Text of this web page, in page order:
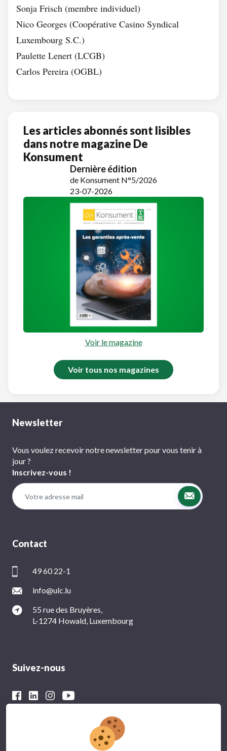
Sonja Frisch (membre individuel)
Nico Georges (Coopérative Casino Syndical
Luxembourg S.C.)
Paulette Lenert (LCGB)
Carlos Pereira (OGBL)
Les articles abonnés sont lisibles
dans notre magazine De
Konsument
Dernière édition
de Konsument N°5/2026
23-07-2026
Voir le magazine
Voir tous nos magazines
Newsletter
Vous voulez recevoir notre newsletter pour vous tenir à
jour ?
Inscrivez-vous !
Contact
49 60 22-1
info@ulc.lu
55 rue des Bruyères,
L-1274 Howald, Luxembourg
Suivez-nous
Avec le soutien financier du